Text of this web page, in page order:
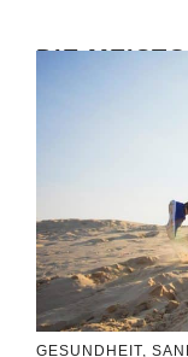
DIE
GESUNDHEIT